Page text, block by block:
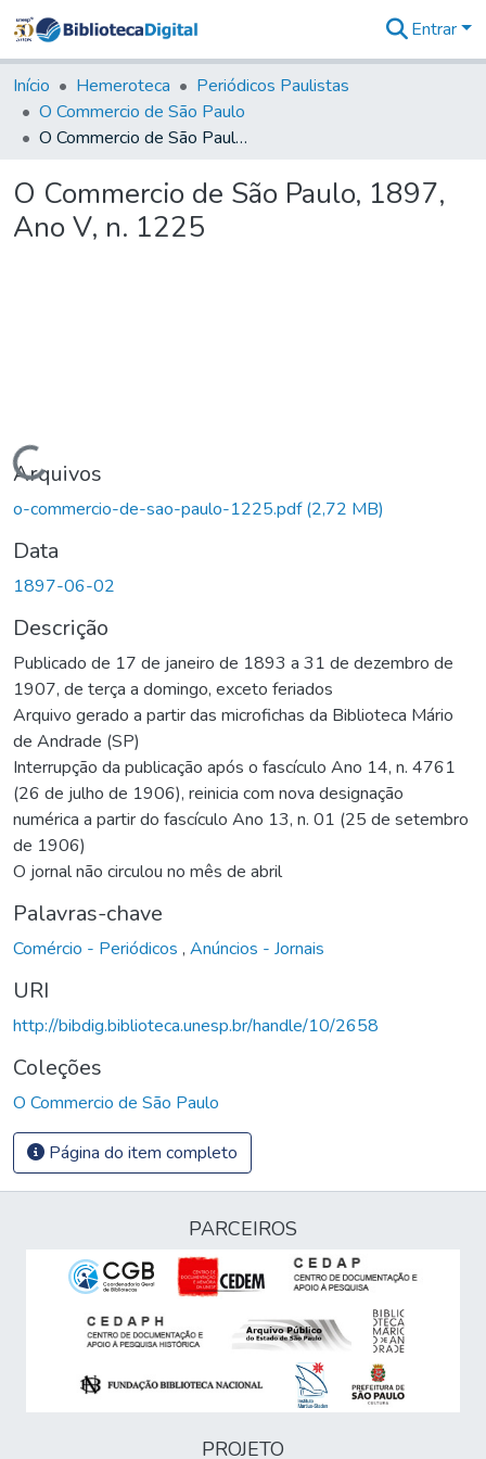
&
Coleções
Tudo na
Biblioteca
Estatísticas
Entrar
Início Hemeroteca
Periódicos Paulistas
O Commercio de São Paulo
O Commercio de São Paulo, 1897, Ano V, n. 1225
O Commercio de São Paulo, 1897,
Ano V, n. 1225
Carregando...
Arquivos
o-commercio-de-sao-paulo-1225.pdf(2,72 MB)
Data
1897-06-02
Descrição
Publicado de 17 de janeiro de 1893 a 31 de dezembro de
1907, de terça a domingo, exceto feriados
Arquivo gerado a partir das microfichas da Biblioteca Mário
de Andrade (SP)
Interrupção da publicação após o fascículo Ano 14, n. 4761
(26 de julho de 1906), reinicia com nova designação
numérica a partir do fascículo Ano 13, n. 01 (25 de setembro
de 1906)
O jornal não circulou no mês de abril
Palavras-chave
Comércio - Periódicos , Anúncios - Jornais
URI
http://bibdig.biblioteca.unesp.br/handle/10/2658
Coleções
O Commercio de São Paulo
Página do item completo
PARCEIROS
PROJETO